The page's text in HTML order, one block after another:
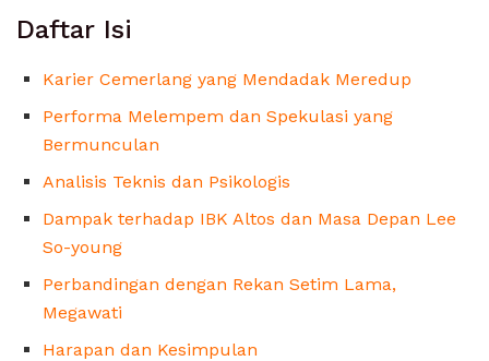
Daftar Isi
Karier Cemerlang yang Mendadak Meredup
Performa Melempem dan Spekulasi yang
Bermunculan
Analisis Teknis dan Psikologis
Dampak terhadap IBK Altos dan Masa Depan Lee
So-young
Perbandingan dengan Rekan Setim Lama,
Megawati
Harapan dan Kesimpulan